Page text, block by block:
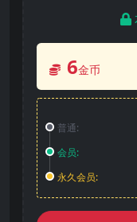
6金币
普通:
会员:
永久会员: